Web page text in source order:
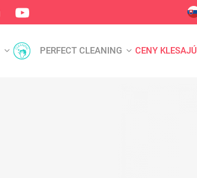
PERFECT CLEANING CENY KLESAJÚ